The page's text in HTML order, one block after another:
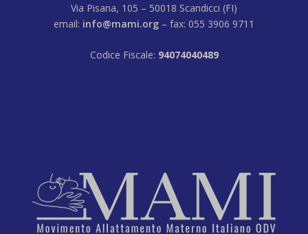
Via Pisana, 105 – 50018 Scandicci (FI)
email: info@mami.org – fax: 055 3906 9711
Codice Fiscale: 94074040489